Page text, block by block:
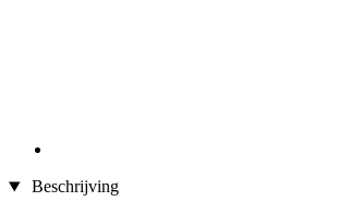
Beschrijving